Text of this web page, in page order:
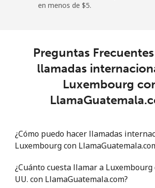
Celular ⁦13.9¢⁩ 71 min
Lithuania
⁦4.9¢⁩ 204 min
Luxembourg
Línea fija ⁦29.5¢⁩ 33 min por
en menos de ⁦$5⁩.
Preguntas
llamadas
Luxembourg
¿Cómo puedo hacer llamadas
Luxembourg con
¿Cuánto cuesta llamar a Luxembourg
UU. con LlamaGuatemala.com?